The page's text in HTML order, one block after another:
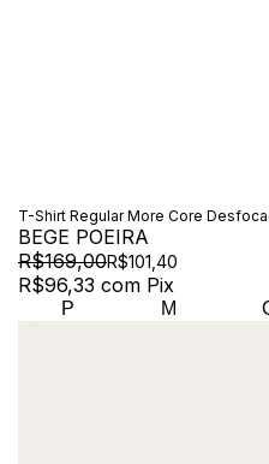
T-Shirt Regular More Core
BEGE POEIRA
R$169,00R$101,40
R$96,33 com Pix
P M